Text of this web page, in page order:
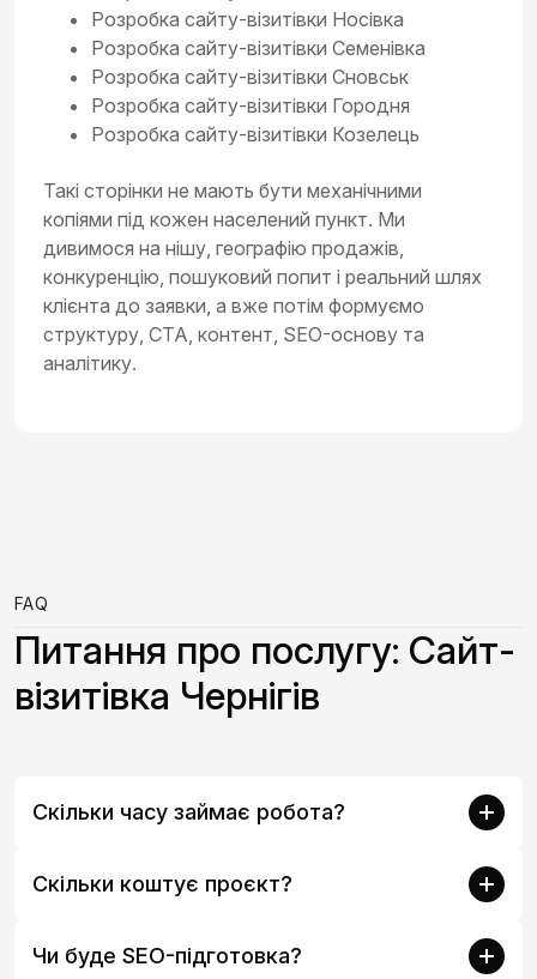
Розробка сайту-візитівки Носівка
Розробка сайту-візитівки Семенівка
Розробка сайту-візитівки Сновськ
Розробка сайту-візитівки Городня
Розробка сайту-візитівки Козелець
Такі сторінки не мають бути механічними
копіями під кожен населений пункт. Ми
дивимося на нішу, географію продажів,
конкуренцію, пошуковий попит і реальний шлях
клієнта до заявки, а вже потім формуємо
структуру, CTA, контент, SEO-основу та
аналітику.
FAQ
Питання про послугу: Сайт-
візитівка Чернігів
Скільки часу займає робота?
Скільки коштує проєкт?
Чи буде SEO-підготовка?